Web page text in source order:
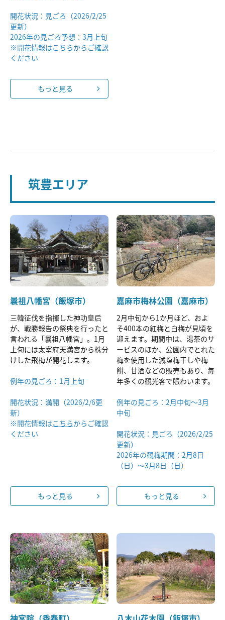
開花状況：見ごろ（2026/2/25
更新）
2026年の見ごろ予想：3月上旬
※開花情報はこちらからご確認
ください
もっと見る
筑豊エリア
曩祖八幡宮（飯塚市）
三韓征伐を指揮した神功皇后
が、戦勝報告の祭典を行ったと
言われる「曩祖八幡宮」。1月
上旬には太宰府天満宮から株分
けした飛梅が開花します。
例年の見ごろ：1月上旬
開花状況：満開（2026/2/6更
新）
※開花情報はこちらからご確認
ください
もっと見る
嘉麻市梅林公園（嘉麻市）
2月中旬から1か月ほど、およ
そ400本の紅梅と白梅が見頃を
迎えます。期間中は、湯茶のサ
ービスのほか、公園内でとれた
梅を使用した減塩梅干しや梅
餅、甘酒などの販売もあり、毎
年多くの観光客で賑わいます。
例年の見ごろ：2月中旬〜3月
中旬
開花状況：見ごろ（2026/2/25
更新）
2026年の観梅期間：2月8日
（日）～3月8日（日）
もっと見る